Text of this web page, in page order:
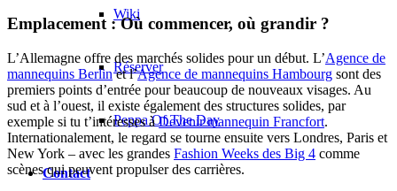
Wiki
Réserver
Peppa Of The Day
Contact
Emplacement : Où commencer, où grandir ?
L’Allemagne offre des marchés solides pour un début. L’Agence de
mannequins Berlinet l’Agence de mannequins Hambourg sont des
premiers points d’entrée pour beaucoup de nouveaux visages. Au
sud et à l’ouest, il existe également des structures solides, par
exemple si tu t’intéresses àDevenir mannequin Francfort.
Internationalement, le regard se tourne ensuite vers Londres, Paris et
New York – avec les grandes Fashion Weeks des Big 4 comme
scènes qui peuvent propulser des carrières.